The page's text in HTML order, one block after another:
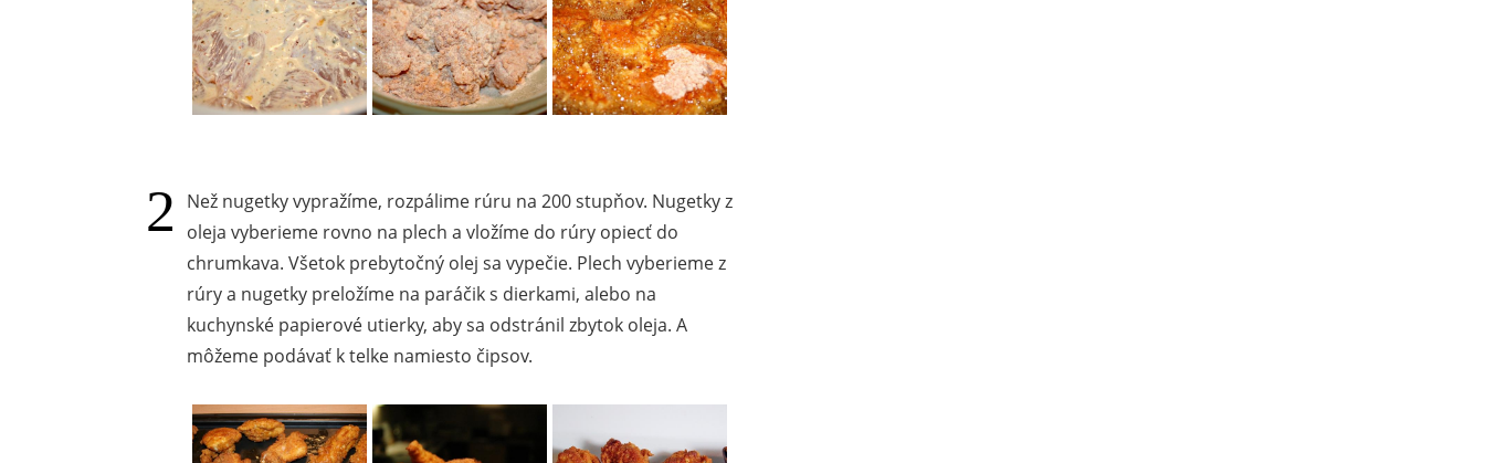
Než nugetky vypražíme, rozpálime rúru na 200 stupňov. Nugetky z
oleja vyberieme rovno na plech a vložíme do rúry opiecť do
chrumkava. Všetok prebytočný olej sa vypečie. Plech vyberieme z
rúry a nugetky preložíme na paráčik s dierkami, alebo na
kuchynské papierové utierky, aby sa odstránil zbytok oleja. A
môžeme podávať k telke namiesto čipsov.